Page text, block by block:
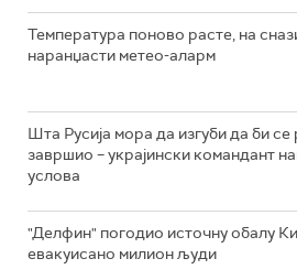
Температура поново расте, на
наранџасти метео-аларм
Шта Русија мора да изгуби да би се
завршио – украјински командант
услова
"Делфин" погодио источну обалу
евакуисано милион људи